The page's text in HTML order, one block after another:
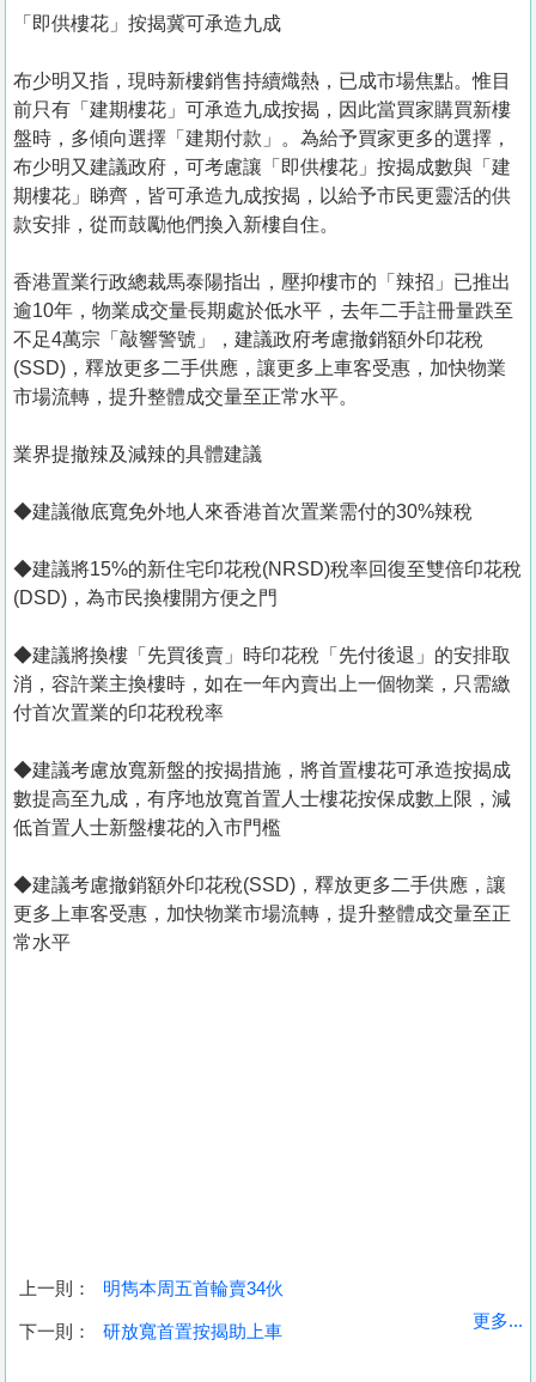
收
「即供樓花」按揭冀可承造九成
布少明又指，現時新樓銷售持續熾熱，已成市場焦點。惟目
前只有「建期樓花」可承造九成按揭，因此當買家購買新樓
盤時，多傾向選擇「建期付款」。為給予買家更多的選擇，
布少明又建議政府，可考慮讓「即供樓花」按揭成數與「建
期樓花」睇齊，皆可承造九成按揭，以給予市民更靈活的供
款安排，從而鼓勵他們換入新樓自住。
香港置業行政總裁馬泰陽指出，壓抑樓市的「辣招」已推出
逾10年，物業成交量長期處於低水平，去年二手註冊量跌至
不足4萬宗「敲響警號」，建議政府考慮撤銷額外印花稅
(SSD)，釋放更多二手供應，讓更多上車客受惠，加快物業
市場流轉，提升整體成交量至正常水平。
業界提撤辣及減辣的具體建議
◆建議徹底寬免外地人來香港首次置業需付的30%辣稅
◆建議將15%的新住宅印花稅(NRSD)稅率回復至雙倍印花稅
(DSD)，為市民換樓開方便之門
◆建議將換樓「先買後賣」時印花稅「先付後退」的安排取
消，容許業主換樓時，如在一年內賣出上一個物業，只需繳
付首次置業的印花稅稅率
◆建議考慮放寬新盤的按揭措施，將首置樓花可承造按揭成
數提高至九成，有序地放寬首置人士樓花按保成數上限，減
低首置人士新盤樓花的入市門檻
◆建議考慮撤銷額外印花稅(SSD)，釋放更多二手供應，讓
更多上車客受惠，加快物業市場流轉，提升整體成交量至正
常水平
上一則： 明雋本周五首輪賣34伙
下一則： 研放寬首置按揭助上車
更多...